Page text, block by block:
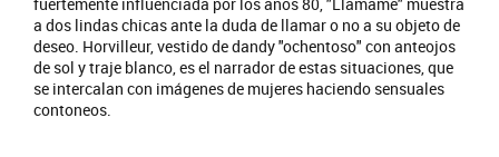
a dos lindas chicas ante la duda de llamar o no a su objeto de
deseo. Horvilleur, vestido de dandy "ochentoso" con anteojos
de sol y traje blanco, es el narrador de estas situaciones, que
se intercalan con imágenes de mujeres haciendo sensuales
contoneos.